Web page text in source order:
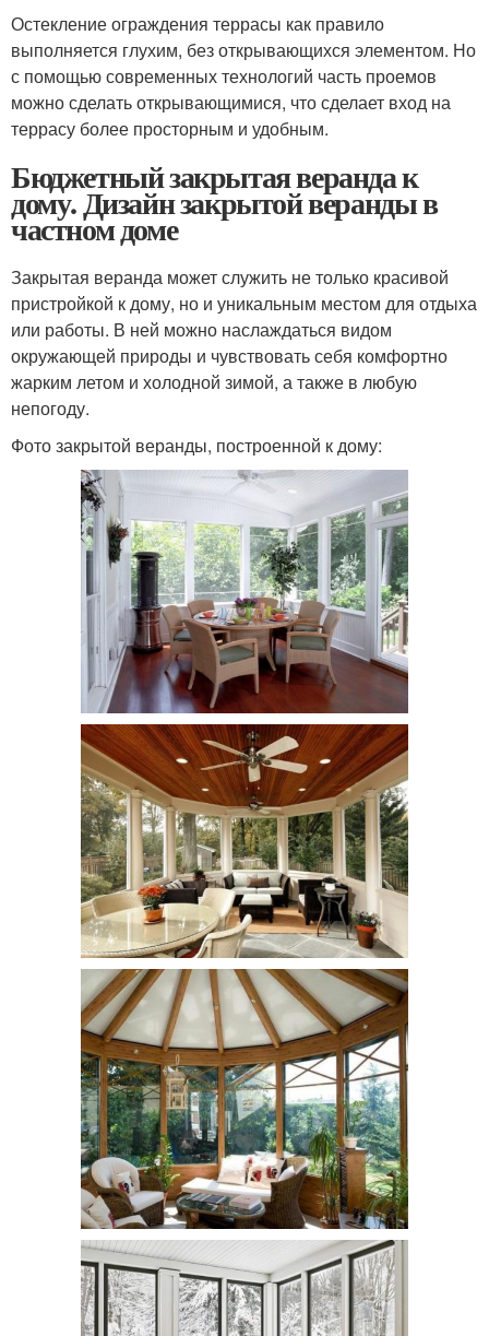
Остекление ограждения террасы как правило
выполняется глухим, без открывающихся элементом. Но
с помощью современных технологий часть проемов
можно сделать открывающимися, что сделает вход на
террасу более просторным и удобным.
Бюджетный закрытая веранда к
дому. Дизайн закрытой веранды в
частном доме
Закрытая веранда может служить не только красивой
пристройкой к дому, но и уникальным местом для отдыха
или работы. В ней можно наслаждаться видом
окружающей природы и чувствовать себя комфортно
жарким летом и холодной зимой, а также в любую
непогоду.
Фото закрытой веранды, построенной к дому: